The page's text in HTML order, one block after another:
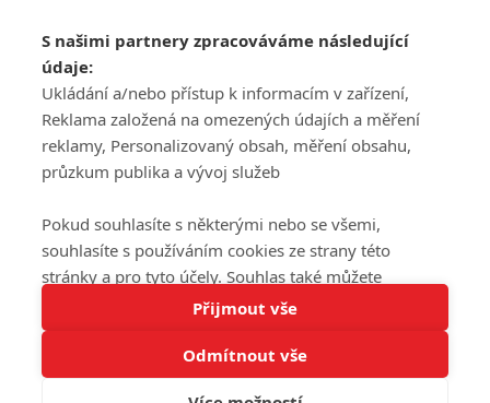
Tato stránka používá soubory cookies.
Rozumím
Šéfredaktorkou webu jePetr Slavík, e-mailserialy@fandimefilmu.cz
Máte-li zájem o inzerci na našem webu napište nám na e-mail
studio@koncal.com
Ochrana osobních údajů|Zásady používání cookies |Pravidla webu
Upravit nastavení soukromí
© 2016 – 2026 FandimeSerialum.cz / All rights reserved /
S našimi partnery zpracováváme následující
údaje:
Ukládání a/nebo přístup k informacím v zařízení,
Reklama založená na omezených údajích a měření
reklamy, Personalizovaný obsah, měření obsahu,
průzkum publika a vývoj služeb
Pokud souhlasíte s některými nebo se všemi,
souhlasíte s používáním cookies ze strany této
stránky a pro tyto účely. Souhlas také můžete
odmítnout, ale v takovém případě vám na stránce
nebudou k dispozici některé personalizované funkce.
Vaše volby souhlasu se budou vztahovat pouze na
tuto webovou stránku. Vaše nastavení a odvolání
Přijmout vše
Odmítnout vše